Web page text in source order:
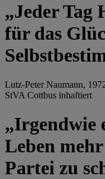
„Jeder Tag
für das
Lutz-Peter Naumann,
StVA Cottbus inhaftiert
„Irgendwie
Leben
Partei zu